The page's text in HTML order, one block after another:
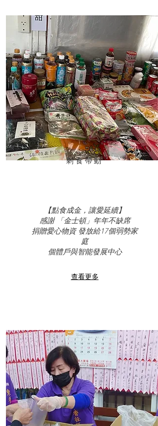
​剩食帶動
【點食成金，讓愛延續】
​感謝 「金士頓」年年不缺席
捐贈愛心物資 發放給17個弱勢家
庭
​個體戶與智能發展中心
查看更多